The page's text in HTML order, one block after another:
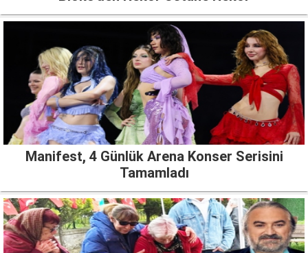
Manifest, 4 Günlük Arena Konser Serisini
Tamamladı